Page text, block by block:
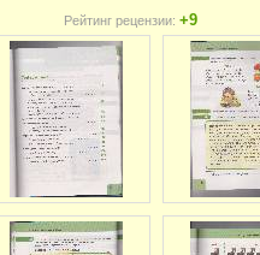
Рейтинг рецензии: +9